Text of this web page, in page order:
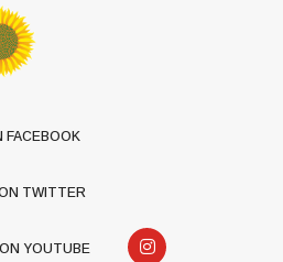
FACEBOOK
TWITTER
YOUTUBE